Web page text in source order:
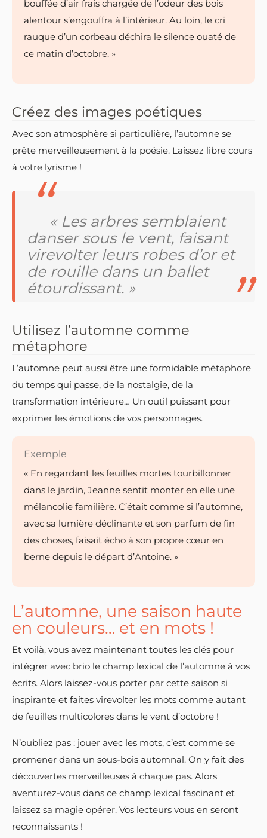
bouffée d’air frais chargée de l’odeur des bois
alentour s’engouffra à l’intérieur. Au loin, le cri
rauque d’un corbeau déchira le silence ouaté de
ce matin d’octobre. »
Créez des images poétiques
Avec son atmosphère si particulière, l’automne se
prête merveilleusement à la poésie. Laissez libre cours
à votre lyrisme !
« Les arbres semblaient
danser sous le vent, faisant
virevolter leurs robes d’or et
de rouille dans un ballet
étourdissant. »
Utilisez l’automne comme
métaphore
L’automne peut aussi être une formidable métaphore
du temps qui passe, de la nostalgie, de la
transformation intérieure… Un outil puissant pour
exprimer les émotions de vos personnages.
Exemple
« En regardant les feuilles mortes tourbillonner
dans le jardin, Jeanne sentit monter en elle une
mélancolie familière. C’était comme si l’automne,
avec sa lumière déclinante et son parfum de fin
des choses, faisait écho à son propre cœur en
berne depuis le départ d’Antoine. »
L’automne, une saison haute
en couleurs… et en mots !
Et voilà, vous avez maintenant toutes les clés pour
intégrer avec brio le champ lexical de l’automne à vos
écrits. Alors laissez-vous porter par cette saison si
inspirante et faites virevolter les mots comme autant
de feuilles multicolores dans le vent d’octobre !
N’oubliez pas : jouer avec les mots, c’est comme se
promener dans un sous-bois automnal. On y fait des
découvertes merveilleuses à chaque pas. Alors
aventurez-vous dans ce champ lexical fascinant et
laissez sa magie opérer. Vos lecteurs vous en seront
reconnaissants !